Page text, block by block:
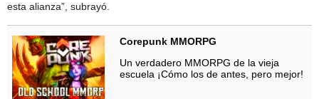
esta alianza”, subrayó.
Corepunk MMORPG
Un verdadero MMORPG de la vieja
escuela ¡Cómo los de antes, pero mejor!